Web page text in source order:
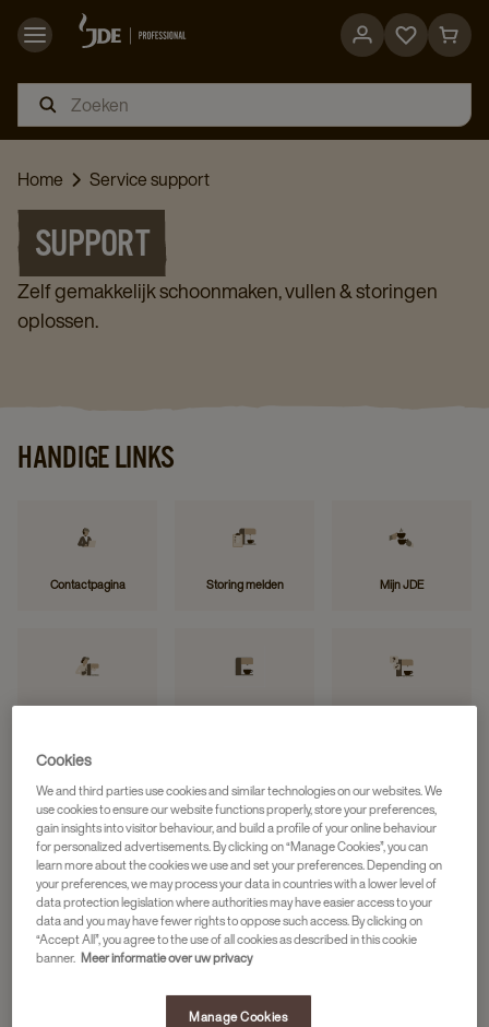
Go
page
Go
page
Home Service support
SUPPORT
Zelf gemakkelijk schoonmaken, vullen & storingen
oplossen.
HANDIGE LINKS
Contactpagina Storing melden Mijn JDE
ALLE MACHINES
Bonen Cafitesse
Cookies
We and third parties use cookies and similar technologies on our websites. We
use cookies to ensure our website functions properly, store your preferences,
gain insights into visitor behaviour, and build a profile of your online behaviour
for personalized advertisements. By clicking on “Manage Cookies”, you can
learn more about the cookies we use and set your preferences. Depending on
your preferences, we may process your data in countries with a lower level of
data protection legislation where authorities may have easier access to your
data and you may have fewer rights to oppose such access. By clicking on
“Accept All”, you agree to the use of all cookies as described in this cookie
banner. Meer informatie over uw privacy
Manage Cookies